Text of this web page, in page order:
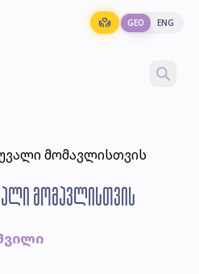
GEO ENG
მომავლისთვის